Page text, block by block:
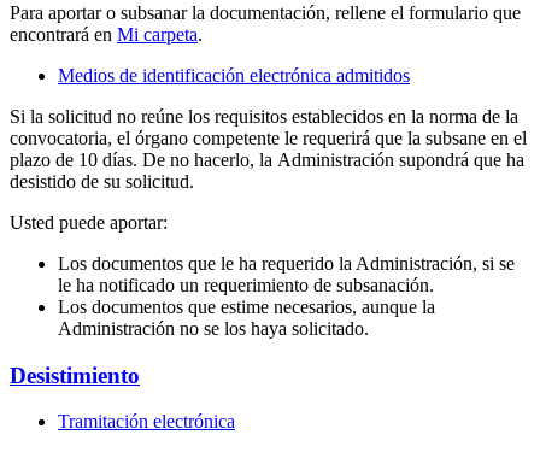
Para aportar o subsanar la documentación, rellene el formulario que
encontrará en Mi carpeta.
Medios de identificación electrónica admitidos
Si la solicitud no reúne los requisitos establecidos en la norma de la
convocatoria, el órgano competente le requerirá que la subsane en el
plazo de 10 días. De no hacerlo, la Administración supondrá que ha
desistido de su solicitud.
Usted puede aportar:
Los documentos que le ha requerido la Administración, si se
le ha notificado un requerimiento de subsanación.
Los documentos que estime necesarios, aunque la
Administración no se los haya solicitado.
Desistimiento
Tramitación electrónica